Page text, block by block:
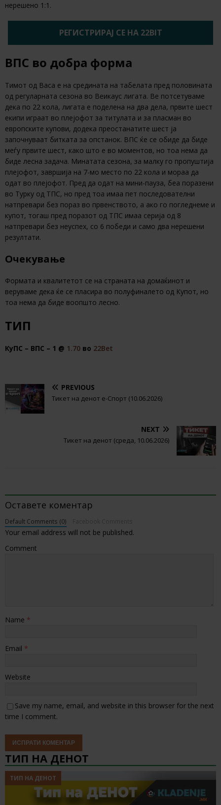
нерешено 1:1.
РЕГИСТРИРАЈ СЕ НА 22BIT
ВПС во добра форма
Тимот од Васа е на средината на табелата пред половината
од регуларната сезона во Веикаус лигата. Ве потсетуваме
дека по 22 кола, лигата е поделена на два дела, првите шест
екипи играат во плејофот за титулата и за пласман во
европските купови, додека преостанатите шест ја
започнуваат битката за опстанок. ВПС ќе се обиде да биде
меѓу првите шест, како што е во моментов, но тоа нема да
биде лесна задача. Минатата сезона, за малку го пропуштија
плејофот, завршија на 7-мо место по 22 кола и мораа да
одат во плејофот. Пред да одат на мини-пауза, беа поразени
во Турку од ТПС, но пред тоа имаа пет последователни
натпревари без пораз во првенството, а ако го погледнеме и
купот, тогаш пред поразот од ТПС имаа серија од 8
натпревари без неуспех, со 6 победи и само два нерешени
резултати.
Очекување
Формата и квалитетот се на страната на домаќинот и
веруваме дека ќе се пласира во полуфиналето од Купот, но
тоа нема да биде воопшто лесно.
ТИП
КуПС – ВПС – 1 @ 1.70 во 22Bet
PREVIOUS
Тикет на денот е-Спорт (10.06.2026)
NEXT
Тикет на денот (среда, 10.06.2026)
Оставете коментар
Default Comments (0)
Your email address will not be published.
Comment
Name *
Email *
Website
Save my name, email, and website in this browser for the next
time I comment.
ТИП НА ДЕНОТ
ТИП НА ДЕНОТ